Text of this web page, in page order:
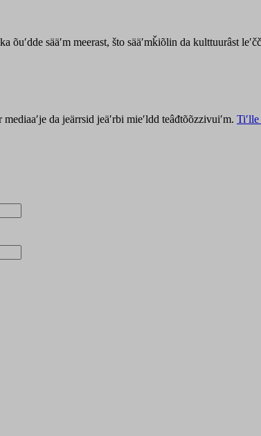
õuʹdde sääʹm meerast, što sääʹmǩiõlin da kulttuurâst
mediaaʹje da jeärrsid jeäʹrbi mieʹldd teâđtõõzzivuiʹm.